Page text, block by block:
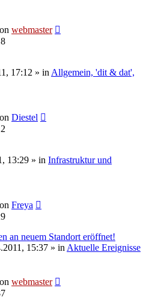
webmaster
17:12 » in Allgemein, 'dit & dat',
Diestel
13:29 » in Infrastruktur und
Freya
an neuem Standort eröffnet!
15:37 » in Aktuelle Ereignisse
webmaster